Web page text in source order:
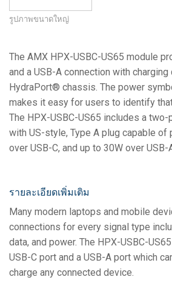
รูปภาพขนาดใหญ่
The AMX HPX-USBC-US65 module
and a USB-A connection with
HydraPort® chassis. The power
makes it easy for users to identify
The HPX-USBC-US65 includes a
with US-style, Type A plug capable of
over USB-C, and up to 30W over USB-
รายละเอียดเพิ่มเติม
Many modern laptops and mobile
connections for every signal type
data, and power. The HPX-USBC-
USB-C port and a USB-A port which
charge any connected device.